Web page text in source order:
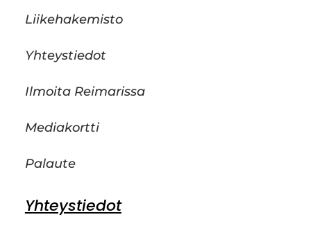
Liikehakemisto
Yhteystiedot
Ilmoita Reimarissa
Mediakortti
Palaute
Yhteystiedot